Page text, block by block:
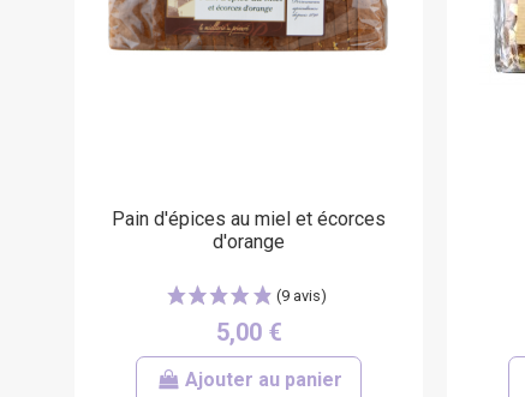
Pain d'épices au miel et écorces
d'orange
5,00 €
Ajouter au panier